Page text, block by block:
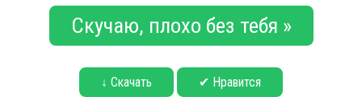
Скучаю, плохо без тебя »
↓ Скачать ✔ Нравится